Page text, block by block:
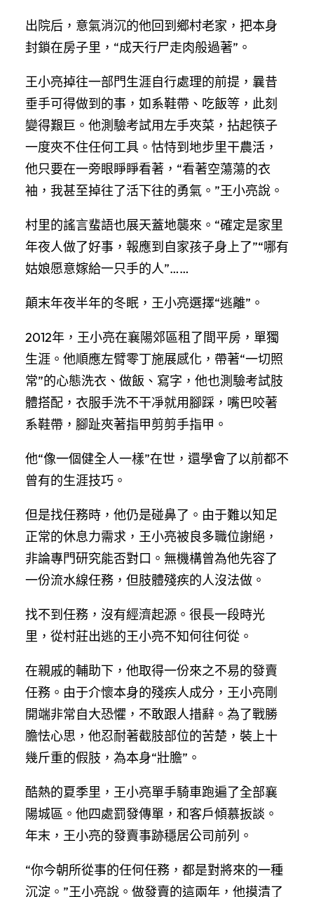
出院后，意氣消沉的他回到鄉村老家，把本身
封鎖在房子里，“成天行尸走肉般過著”。
王小亮掉往一部門生涯自行處理的前提，曩昔
垂手可得做到的事，如系鞋帶、吃飯等，此刻
變得艱巨。他測驗考試用左手夾菜，拈起筷子
一度夾不住任何工具。怙恃到地步里干農活，
他只要在一旁眼睜睜看著，“看著空蕩蕩的衣
袖，我甚至掉往了活下往的勇氣。”王小亮說。
村里的謠言蜚語也展天蓋地襲來。“確定是家里
年夜人做了好事，報應到自家孩子身上了”“哪有
姑娘愿意嫁給一只手的人”……
顛末年夜半年的冬眠，王小亮選擇“逃離”。
2012年，王小亮在襄陽郊區租了間平房，單獨
生涯。他順應左臂零丁施展感化，帶著“一切照
常”的心態洗衣、做飯、寫字，他也測驗考試肢
體搭配，衣服手洗不干凈就用腳踩，嘴巴咬著
系鞋帶，腳趾夾著指甲剪剪手指甲。
他“像一個健全人一樣”在世，還學會了以前都不
曾有的生涯技巧。
但是找任務時，他仍是碰鼻了。由于難以知足
正常的休息力需求，王小亮被良多職位謝絕，
非論專門研究能否對口。無機構曾為他先容了
一份流水線任務，但肢體殘疾的人沒法做。
找不到任務，沒有經濟起源。很長一段時光
里，從村莊出逃的王小亮不知何往何從。
在親戚的輔助下，他取得一份來之不易的發賣
任務。由于介懷本身的殘疾人成分，王小亮剛
開端非常自大恐懼，不敢跟人措辭。為了戰勝
膽怯心思，他忍耐著截肢部位的苦楚，裝上十
幾斤重的假肢，為本身“壯膽”。
酷熱的夏季里，王小亮單手騎車跑遍了全部襄
陽城區。他四處罰發傳單，和客戶傾慕扳談。
年末，王小亮的發賣事跡穩居公司前列。
“你今朝所從事的任何任務，都是對將來的一種
沉淀。”王小亮說。做發賣的這兩年，他摸清了